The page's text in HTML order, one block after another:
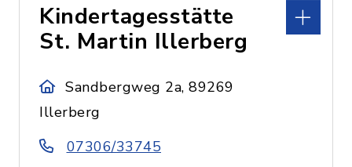
Kindertagesstätte
St. Martin Illerberg
Sandbergweg 2a, 89269
Illerberg
07306/33745